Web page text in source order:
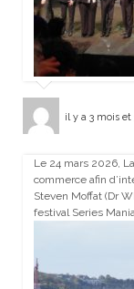
il y a 3 mois et
Le 24 mars 2026,
commerce afin
Steven Moffat (Dr
festival Series